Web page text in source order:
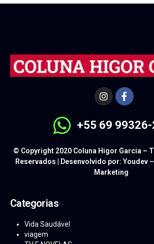
+55 69
© Copyright 2020 Coluna Higor Garcia –
Reservados | Desenvolvido por: Youdev
Marketing
Categorias
Vida Saudável
viagem